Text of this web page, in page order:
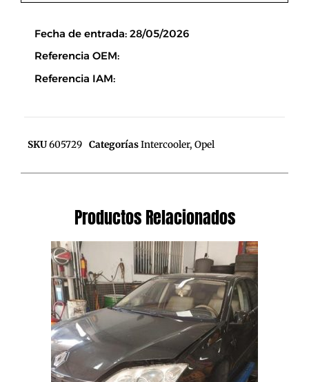
Fecha de entrada: 28/05/2026
Referencia OEM:
Referencia IAM:
SKU605729 CategoríasIntercooler, Opel
Productos Relacionados